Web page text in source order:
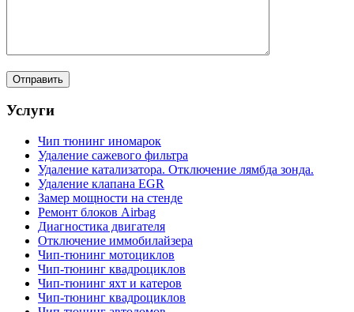
Услуги
Чип тюнинг иномарок
Удаление сажевого фильтра
Удаление катализатора. Отключение лямбда зонда.
Удаление клапана EGR
Замер мощности на стенде
Ремонт блоков Airbag
Диагностика двигателя
Отключение иммобилайзера
Чип-тюнинг мотоциклов
Чип-тюнинг квадроциклов
Чип-тюнинг яхт и катеров
Чип-тюнинг квадроциклов